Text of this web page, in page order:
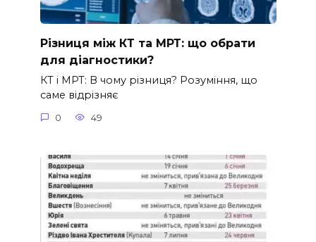
Різниця між КТ та МРТ: що обрати
для діагностики?
КТ і МРТ: В чому різниця? Розуміння, що
саме відрізняє
0 49